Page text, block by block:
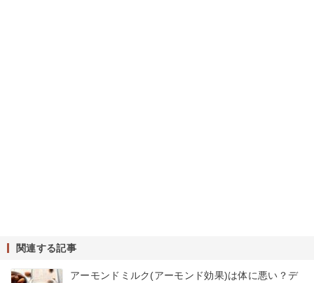
関連する記事
アーモンドミルク(アーモンド効果)は体に悪い？デ